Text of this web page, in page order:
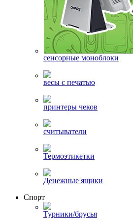
сенсорные моноблоки
весы с печатью
принтеры чеков
считыватели
Термоэтикетки
Денежные ящики
Спорт
Турники/брусья